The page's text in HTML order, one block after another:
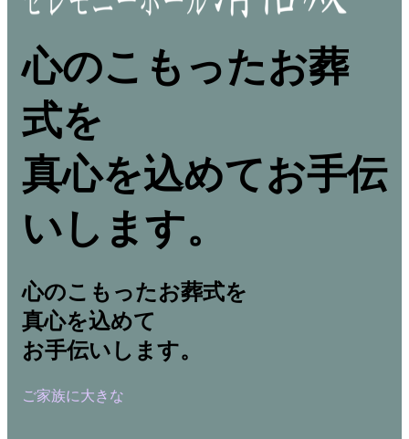
心のこもったお葬
式を
真心を込めてお手伝
いします。
心のこもったお葬式を
真心を込めて
お手伝いします。
ご家族に大きな